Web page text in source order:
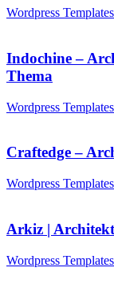
Wordpress
Indochine –
Thema
Wordpress
Craftedge –
Wordpress
Arkiz |
Wordpress